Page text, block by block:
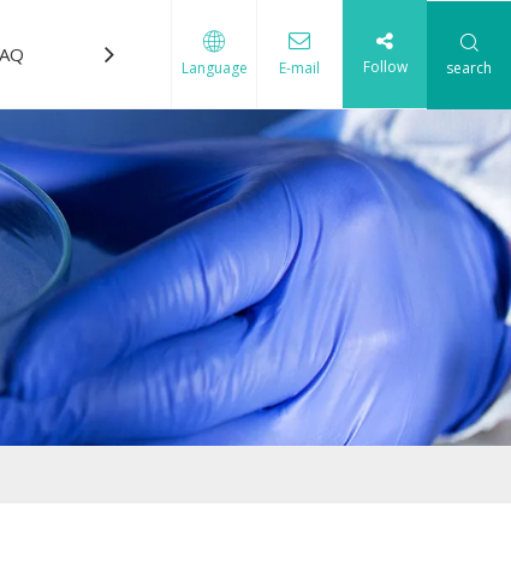
Télécharger Nous contacter
Language E-mail Follow search